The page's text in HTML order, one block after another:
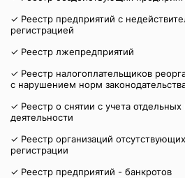
✓ Реестр предприятий с
регистрацией
✓ Реестр лжепредприятий
✓ Реестр налогоплательщиков
с нарушением норм
✓ Реестр о снятии с учета отдельных
деятельности
✓ Реестр организаций
регистрации
✓ Реестр предприятий - банкротов